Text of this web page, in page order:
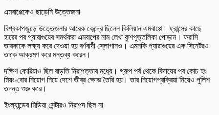
এমবাপ্পেকেও ছাড়েনি উত্তেজনা
বিশ্বকাপজুড়ে উত্তেজনার আরেক কেন্দ্রে ছিলেন কিলিয়ান এমবাপ্পে। ফ্রান্সের কাছে
হারের পর প্যারাগুয়ের সমর্থকরা এমবাপের নাম লেখা কুশপুত্তলিকা পোড়ান। ফরাসি
তারকাকে লক্ষ্য করে দেওয়া হয় বর্ণবাদী স্লোগানও। এমনকি প্যারাগুয়ের এক সিনেটরও
তাকে আক্রমণ করে মন্তব্য করেন।
দক্ষিণ কোরিয়াও ছিল বাড়তি নিরাপত্তার মধ্যে। গ্রুপ পর্ব থেকে বিদায়ের পর কোচ হং
মিয়ং-বোর নিয়োগ নিয়ে দেশে তীব্র ক্ষোভ তৈরি হয়। তার নিয়োগপ্রক্রিয়া নিয়েও পুলিশ
তদন্ত শুরু করে।
ইংল্যান্ডের মিডিয়া সেন্টারও নিরাপদ ছিল না